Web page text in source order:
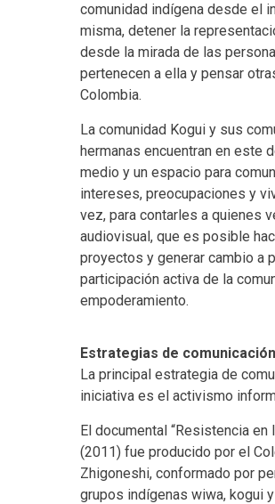
comunidad indígena desde el
misma, detener la
desde la mirada de las
pertenecen a ella y pensar
Colombia.
La comunidad Kogui y sus
hermanas encuentran en este
medio y un espacio para
intereses, preocupaciones y
vez, para contarles a quienes
audiovisual, que es posible
proyectos y generar cambio a
participación activa de la
empoderamiento.
Estrategias de comunicación
La principal estrategia de
iniciativa es el activismo
El documental “Resistencia en
(2011) fue producido por el
Zhigoneshi, conformado por
grupos indígenas wiwa, kogui